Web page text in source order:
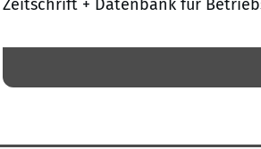
Zeitschrift + Datenbank für